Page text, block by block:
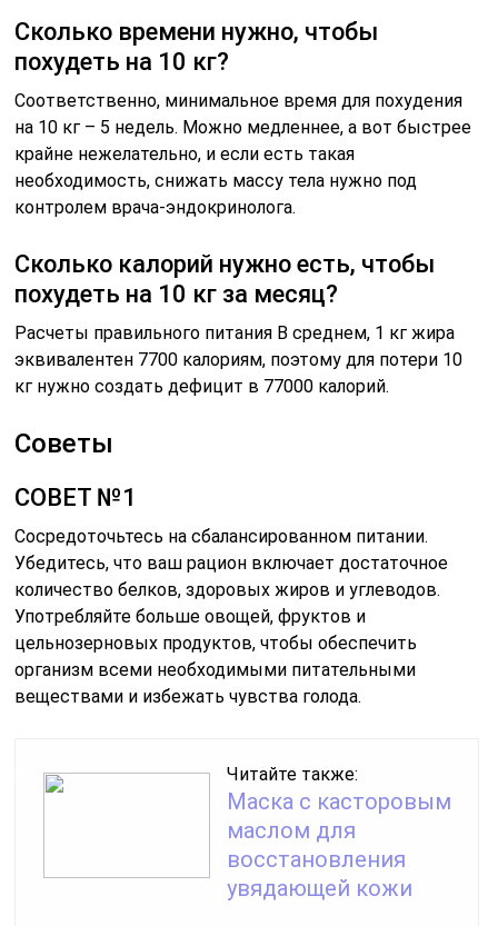
Сколько времени нужно, чтобы
похудеть на 10 кг?
Соответственно, минимальное время для похудения
на 10 кг – 5 недель. Можно медленнее, а вот быстрее
крайне нежелательно, и если есть такая
необходимость, снижать массу тела нужно под
контролем врача-эндокринолога.
Сколько калорий нужно есть, чтобы
похудеть на 10 кг за месяц?
Расчеты правильного питания В среднем, 1 кг жира
эквивалентен 7700 калориям, поэтому для потери 10
кг нужно создать дефицит в 77000 калорий.
Советы
СОВЕТ №1
Сосредоточьтесь на сбалансированном питании.
Убедитесь, что ваш рацион включает достаточное
количество белков, здоровых жиров и углеводов.
Употребляйте больше овощей, фруктов и
цельнозерновых продуктов, чтобы обеспечить
организм всеми необходимыми питательными
веществами и избежать чувства голода.
Читайте также:
Маска с касторовым
маслом для
восстановления
увядающей кожи